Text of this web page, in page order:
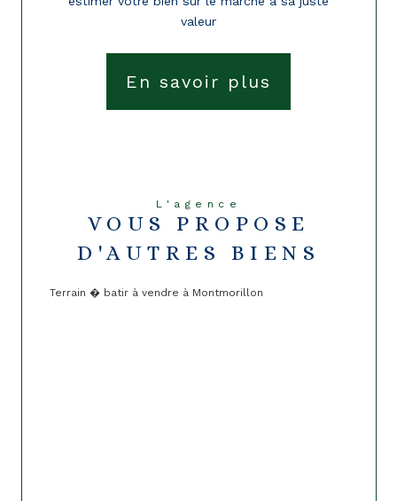
valeur
En savoir plus
L'agence
VOUS PROPOSE
D'AUTRES BIENS
Terrain � batir à vendre à Montmorillon